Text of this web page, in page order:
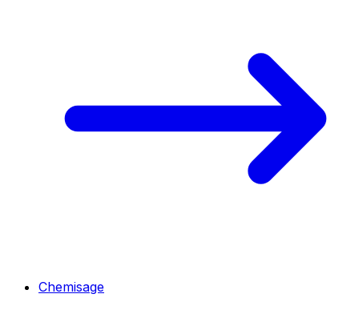
Chemisage